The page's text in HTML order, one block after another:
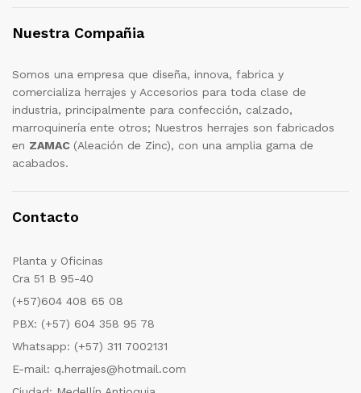
Nuestra Compañia
Somos una empresa que diseña, innova, fabrica y
comercializa herrajes y Accesorios para toda clase de
industria, principalmente para confección, calzado,
marroquinería ente otros; Nuestros herrajes son fabricados
en ZAMAC (Aleación de Zinc), con una amplia gama de
acabados.
Contacto
Planta y Oficinas
Cra 51 B 95-40
(+57)604 408 65 08
PBX: (+57) 604 358 95 78
Whatsapp: (+57) 311 7002131
E-mail: q.herrajes@hotmail.com